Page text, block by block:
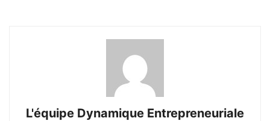
L'équipe Dynamique Entrepreneuriale